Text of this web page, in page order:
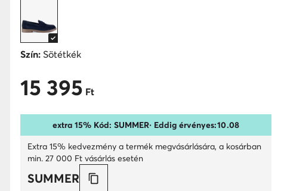
Szín:Sötétkék
15 395 Ft
15 395 Ft
extra 15% Kód: SUMMER· Eddig érvényes:10.08
Extra 15% kedvezmény a termék megvásárlására, a kosárban
min. 27 000 Ft vásárlás esetén
SUMMER